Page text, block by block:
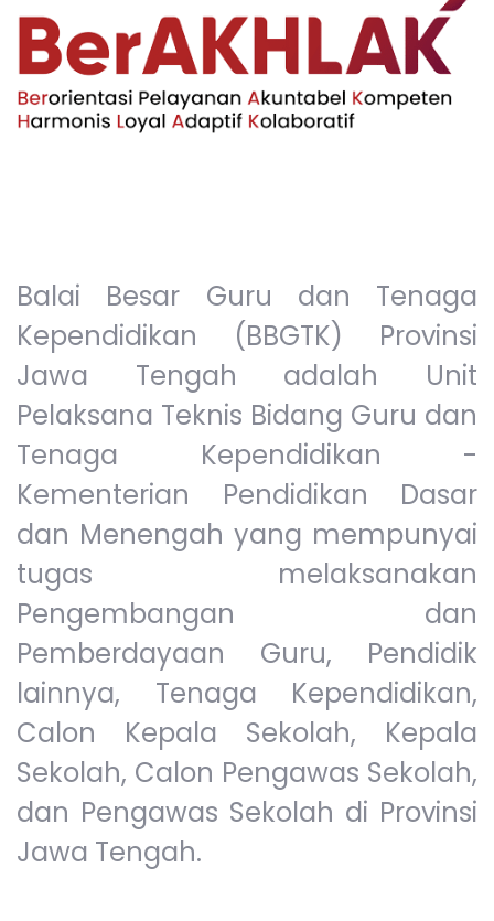
Balai Besar Guru dan Tenaga
Kependidikan (BBGTK) Provinsi
Jawa Tengah adalah Unit
Pelaksana Teknis Bidang Guru dan
Tenaga Kependidikan -
Kementerian Pendidikan Dasar
dan Menengah yang mempunyai
tugas melaksanakan
Pengembangan dan
Pemberdayaan Guru, Pendidik
lainnya, Tenaga Kependidikan,
Calon Kepala Sekolah, Kepala
Sekolah, Calon Pengawas Sekolah,
dan Pengawas Sekolah di Provinsi
Jawa Tengah.